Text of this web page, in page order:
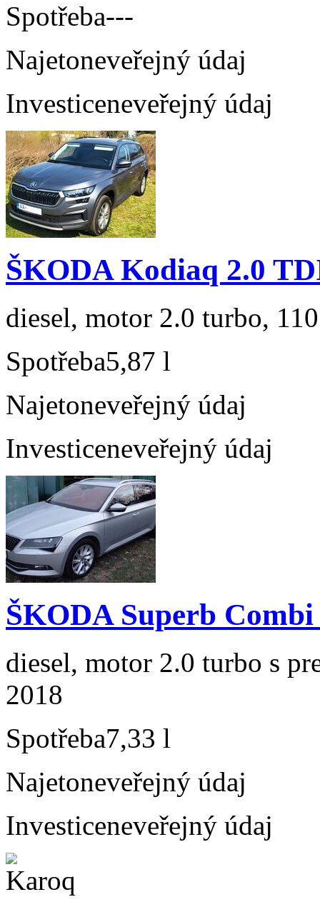
Spotřeba---
Najetoneveřejný údaj
Investiceneveřejný údaj
ŠKODA Kodiaq 2.0
diesel, motor 2.0 turbo,
Spotřeba5,87 l
Najetoneveřejný údaj
Investiceneveřejný údaj
ŠKODA Superb
diesel, motor 2.0 turbo s
2018
Spotřeba7,33 l
Najetoneveřejný údaj
Investiceneveřejný údaj